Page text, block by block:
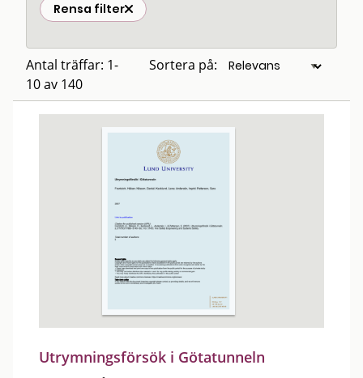
Rensa filter
Antal träffar: 1-
10 av 140
Sortera på:
Utrymningsförsök i Götatunneln